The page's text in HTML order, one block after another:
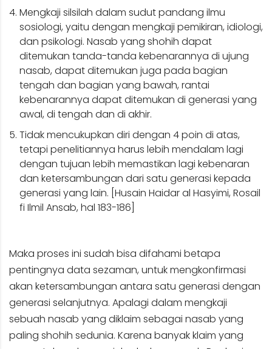
Mengkaji silsilah dalam sudut pandang ilmu
sosiologi, yaitu dengan mengkaji pemikiran, idiologi,
dan psikologi. Nasab yang shohih dapat
ditemukan tanda-tanda kebenarannya di ujung
nasab, dapat ditemukan juga pada bagian
tengah dan bagian yang bawah, rantai
kebenarannya dapat ditemukan di generasi yang
awal, di tengah dan di akhir.
Tidak mencukupkan diri dengan 4 poin di atas,
tetapi penelitiannya harus lebih mendalam lagi
dengan tujuan lebih memastikan lagi kebenaran
dan ketersambungan dari satu generasi kepada
generasi yang lain. [Husain Haidar al Hasyimi, Rosail
fi Ilmil Ansab, hal 183-186]
Maka proses ini sudah bisa difahami betapa
pentingnya data sezaman, untuk mengkonfirmasi
akan ketersambungan antara satu generasi dengan
generasi selanjutnya. Apalagi dalam mengkaji
sebuah nasab yang diklaim sebagai nasab yang
paling shohih sedunia. Karena banyak klaim yang